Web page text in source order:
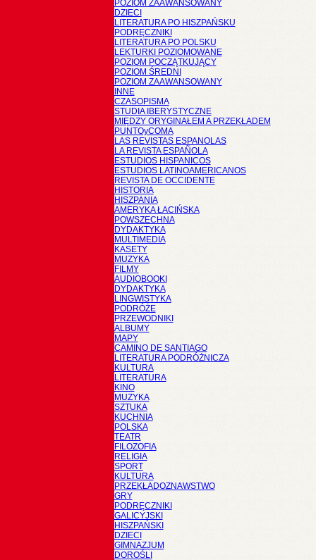
POZIOM ZAAWANSOWANY
DZIECI
LITERATURA PO HISZPAŃSKU
PODRĘCZNIKI
LITERATURA PO POLSKU
LEKTURKI POZIOMOWANE
POZIOM POCZĄTKUJĄCY
POZIOM ŚREDNI
POZIOM ZAAWANSOWANY
INNE
CZASOPISMA
STUDIA IBERYSTYCZNE
MIĘDZY ORYGINAŁEM A PRZEKŁADEM
PUNTOyCOMA
LAS REVISTAS ESPANOLAS
LA REVISTA ESPAÑOLA
ESTUDIOS HISPANICOS
ESTUDIOS LATINOAMERICANOS
REVISTA DE OCCIDENTE
HISTORIA
HISZPANIA
AMERYKA ŁACIŃSKA
POWSZECHNA
DYDAKTYKA
MULTIMEDIA
KASETY
MUZYKA
FILMY
AUDIOBOOKI
DYDAKTYKA
LINGWISTYKA
PODRÓŻE
PRZEWODNIKI
ALBUMY
MAPY
CAMINO DE SANTIAGO
LITERATURA PODRÓŻNICZA
KULTURA
LITERATURA
KINO
MUZYKA
SZTUKA
KUCHNIA
POLSKA
TEATR
FILOZOFIA
RELIGIA
SPORT
KULTURA
PRZEKŁADOZNAWSTWO
GRY
PODRĘCZNIKI
GALICYJSKI
HISZPAŃSKI
DZIECI
GIMNAZJUM
DOROŚLI